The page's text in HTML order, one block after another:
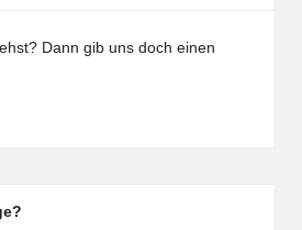
Dann gib uns doch einen